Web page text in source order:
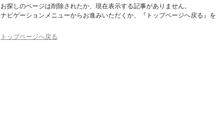
お探しのページは削除されたか、現在表示する記事がありません。
ナビゲーションメニューからお進みいただくか、『トップページへ戻る』を
トップページへ戻る